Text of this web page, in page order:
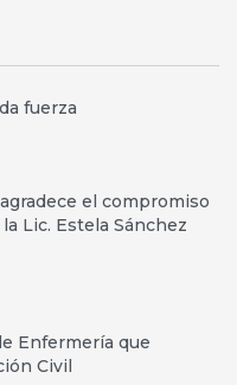
fuerza
el compromiso
Lic. Estela Sánchez
Enfermería que
Civil